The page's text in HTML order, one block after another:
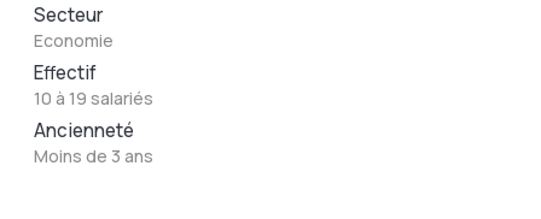
Secteur
Economie
Effectif
10 à 19 salariés
Ancienneté
Moins de 3 ans